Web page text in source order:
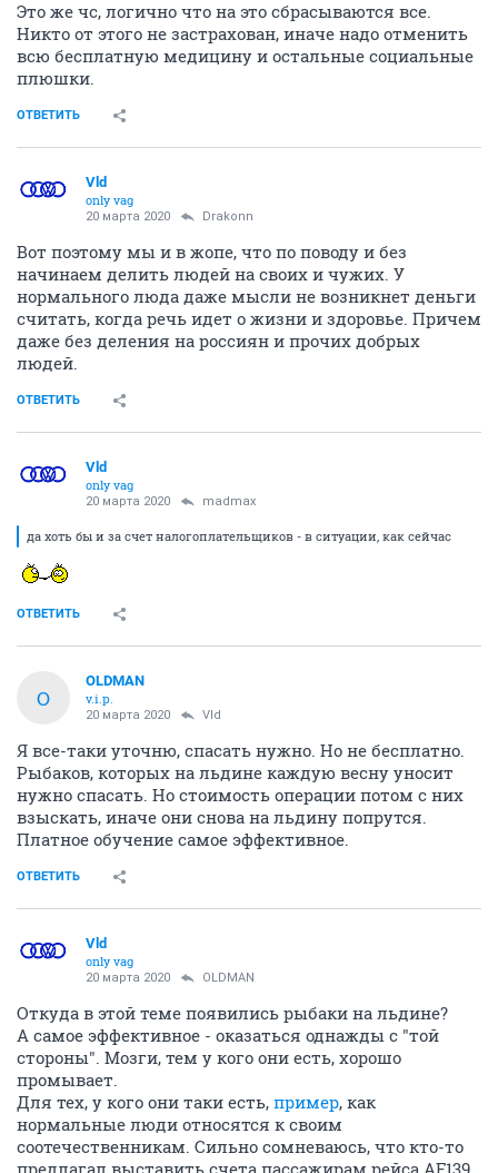
Это же чс, логично что на это сбрасываются все.
Никто от этого не застрахован, иначе надо отменить
всю бесплатную медицину и остальные социальные
плюшки.
ОТВЕТИТЬ
Vld
only vag
20 марта 2020 Drakonn
Вот поэтому мы и в жопе, что по поводу и без
начинаем делить людей на своих и чужих. У
нормального люда даже мысли не возникнет деньги
считать, когда речь идет о жизни и здоровье. Причем
даже без деления на россиян и прочих добрых
людей.
ОТВЕТИТЬ
Vld
only vag
20 марта 2020 madmax
да хоть бы и за счет налогоплательщиков - в ситуации, как сейчас
ОТВЕТИТЬ
O
OLDMAN
v.i.p.
20 марта 2020 Vld
Я все-таки уточню, спасать нужно. Но не бесплатно.
Рыбаков, которых на льдине каждую весну уносит
нужно спасать. Но стоимость операции потом с них
взыскать, иначе они снова на льдину попрутся.
Платное обучение самое эффективное.
ОТВЕТИТЬ
Vld
only vag
20 марта 2020 OLDMAN
Откуда в этой теме появились рыбаки на льдине?
А самое эффективное - оказаться однажды с "той
стороны". Мозги, тем у кого они есть, хорошо
промывает.
Для тех, у кого они таки есть, пример, как
нормальные люди относятся к своим
соотечественникам. Сильно сомневаюсь, что кто-то
предлагал выставить счета пассажирам рейса AF139